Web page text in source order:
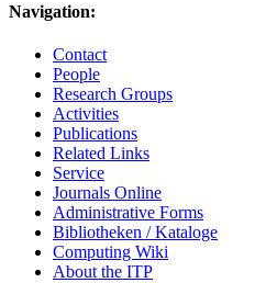
Navigation:
Contact
People
Research Groups
Activities
Publications
Related Links
Service
Journals Online
Administrative Forms
Bibliotheken / Kataloge
Computing Wiki
About the ITP